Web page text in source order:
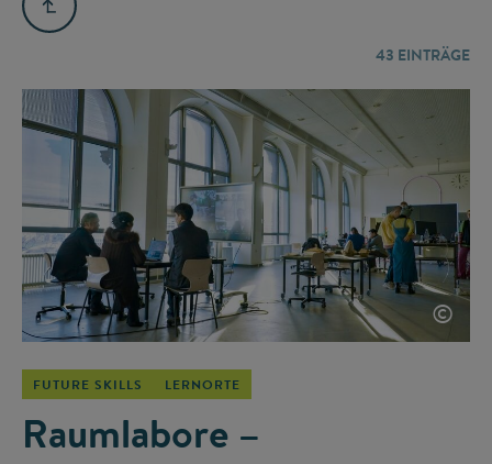
43 EINTRÄGE
©
FUTURE SKILLS LERNORTE
Raumlabore –